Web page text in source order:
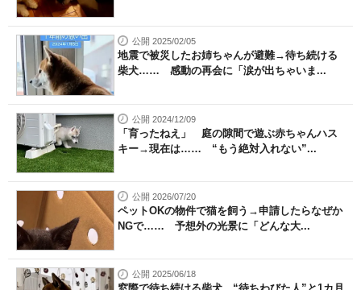
公開 2025/02/05
地震で被災したお姉ちゃんが避難→待ち続ける
柴犬…… 感動の再会に「涙が出ちゃいま...
公開 2024/12/09
「育ったねえ」 庭の隙間で遊ぶ赤ちゃんハス
キー→現在は…… “もう絶対入れない”...
公開 2026/07/20
ペットOKの物件で猫を飼う→申請したらなぜか
NGで…… 予想外の光景に「どんな大...
公開 2025/06/18